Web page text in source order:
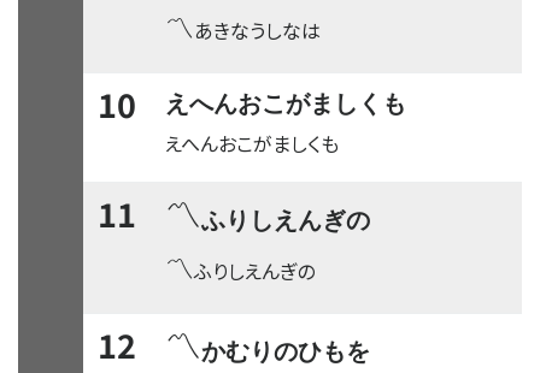
〽あきなうしなは
10 えへんおこがましくも
えへんおこがましくも
11 〽ふりしえんぎの
〽ふりしえんぎの
12 〽かむりのひもを